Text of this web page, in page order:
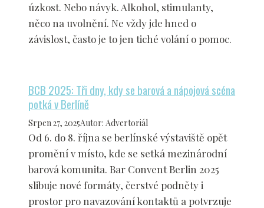
úzkost. Nebo návyk. Alkohol, stimulanty,
něco na uvolnění. Ne vždy jde hned o
závislost, často je to jen tiché volání o pomoc.
BCB 2025: Tři dny, kdy se barová a nápojová scéna
potká v Berlíně
Srpen 27, 2025Autor: Advertoriál
Od 6. do 8. října se berlínské výstaviště opět
promění v místo, kde se setká mezinárodní
barová komunita. Bar Convent Berlin 2025
slibuje nové formáty, čerstvé podněty i
prostor pro navazování kontaktů a potvrzuje